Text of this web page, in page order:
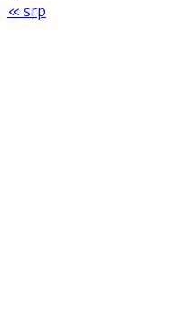
« srp